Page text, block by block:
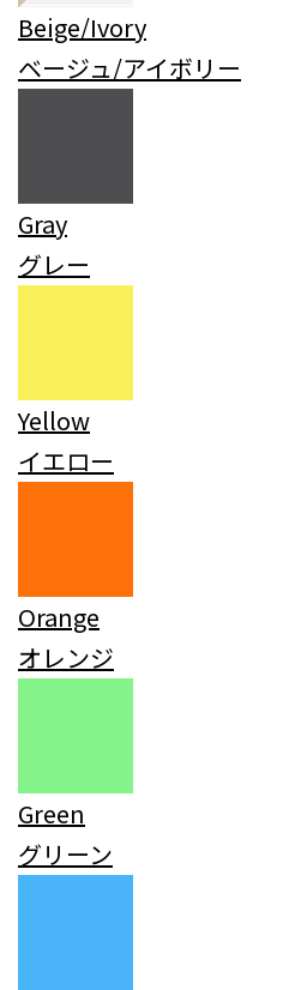
Beige/Ivory
ベージュ/アイボリー
Gray
グレー
Yellow
イエロー
Orange
オレンジ
Green
グリーン